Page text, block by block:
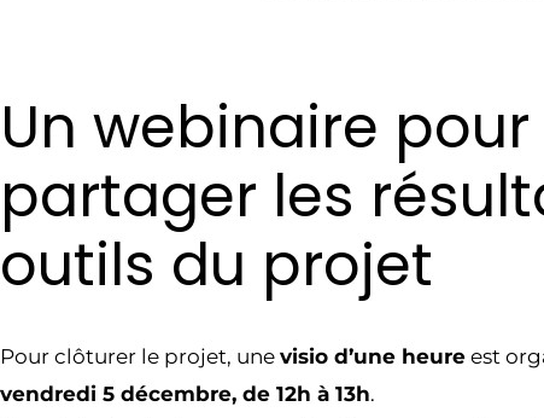
Un webinaire pour
partager les
outils du projet
Pour clôturer le projet, une visio d’une heure est
vendredi 5 décembre, de 12h à 13h.